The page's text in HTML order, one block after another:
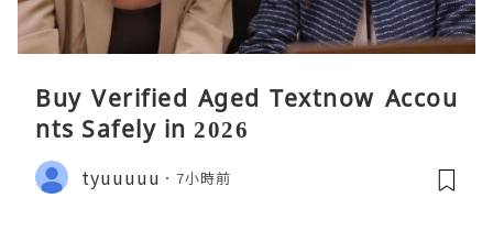
Buy Verified Aged Textnow Accou
nts Safely in 2026
tyuuuuu 7小時前